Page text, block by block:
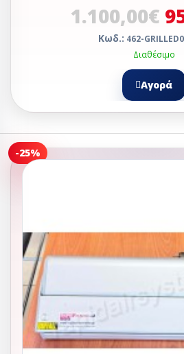
1.100,00€
Κωδ.: 462-
Διαθέσιμο
Αγορά
-25%